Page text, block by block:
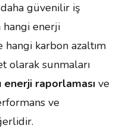
güvenilir iş
hangi enerji
hangi karbon azaltım
olarak sunmaları
enerji raporlamasıve
ve